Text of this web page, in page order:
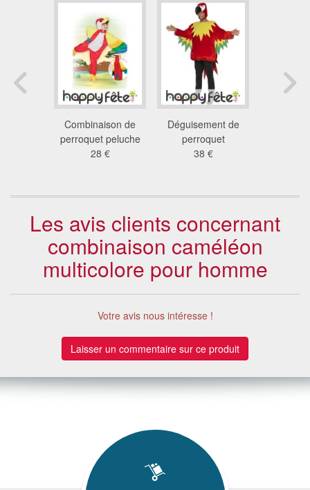
Combinaison de
perroquet peluche
28 €
Déguisement de
perroquet
38 €
Les avis clients concernant
combinaison caméléon
multicolore pour homme
Votre avis nous intéresse !
Laisser un commentaire sur ce produit